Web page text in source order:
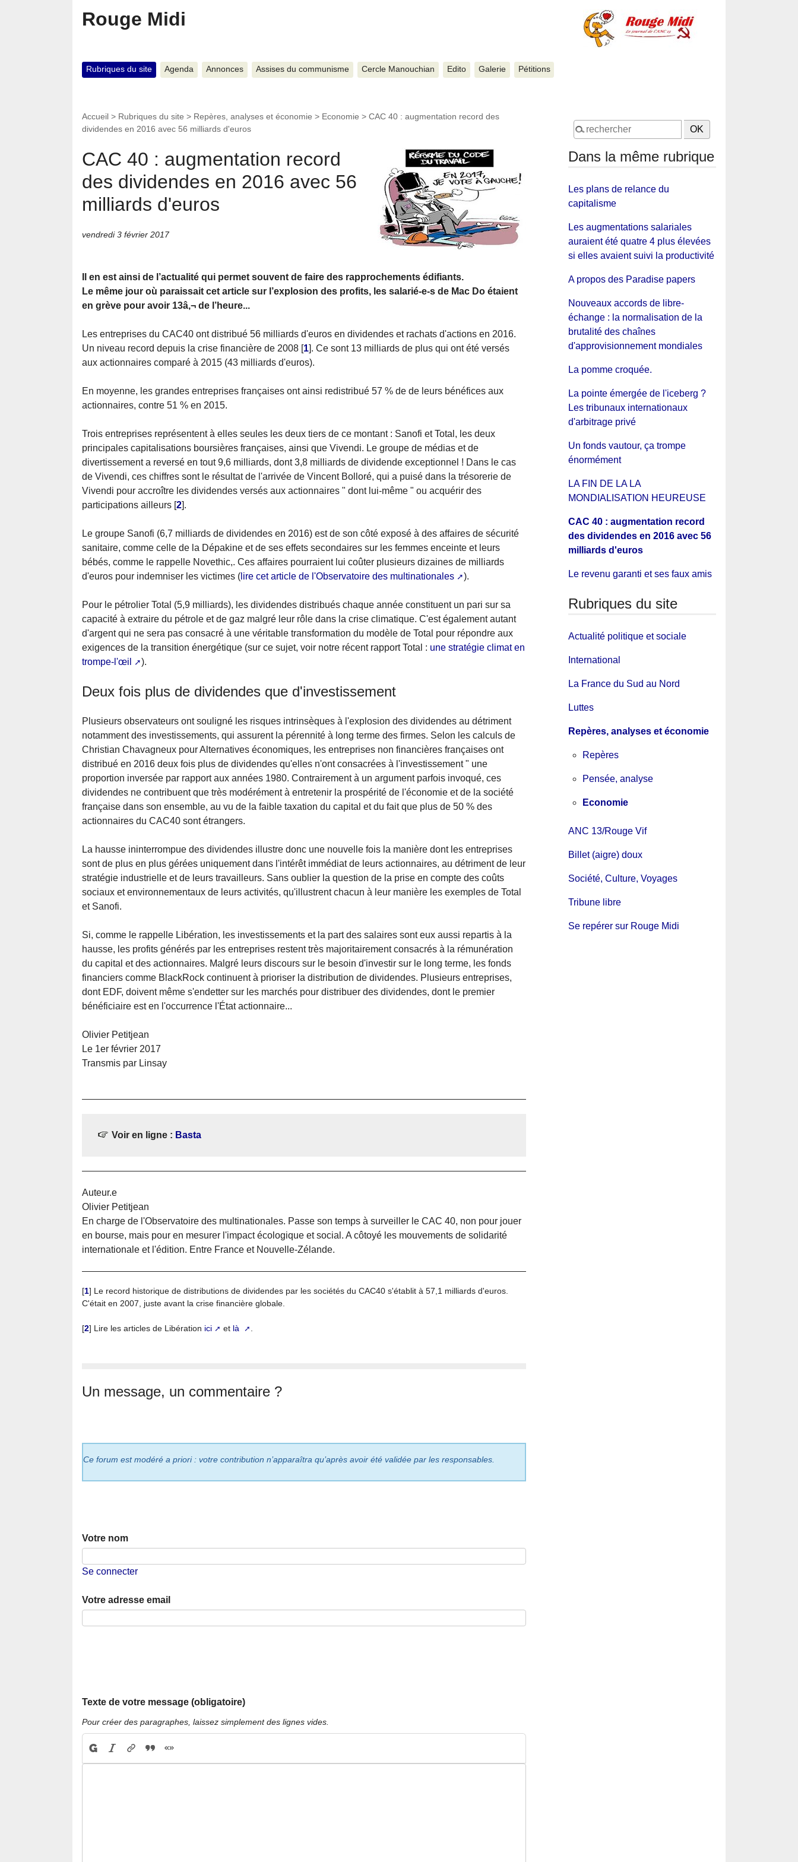
Rouge Midi
Rubriques du site Agenda Annonces Assises du communisme Cercle Manouchian Edito Galerie Pétitions
Accueil > Rubriques du site > Repères, analyses et économie > Economie > CAC 40 : augmentation record des
dividendes en 2016 avec 56 milliards d'euros
CAC 40 : augmentation record
des dividendes en 2016 avec 56
milliards d'euros
vendredi 3 février 2017
Il en est ainsi de l’actualité qui permet souvent de faire des rapprochements édifiants.
Le même jour où paraissait cet article sur l’explosion des profits, les salarié-e-s de Mac Do étaient
en grève pour avoir 13â‚¬ de l’heure...
Les entreprises du CAC40 ont distribué 56 milliards d'euros en dividendes et rachats d'actions en 2016.
Un niveau record depuis la crise financière de 2008 [1]. Ce sont 13 milliards de plus qui ont été versés
aux actionnaires comparé à 2015 (43 milliards d'euros).
En moyenne, les grandes entreprises françaises ont ainsi redistribué 57 % de de leurs bénéfices aux
actionnaires, contre 51 % en 2015.
Trois entreprises représentent à elles seules les deux tiers de ce montant : Sanofi et Total, les deux
principales capitalisations boursières françaises, ainsi que Vivendi. Le groupe de médias et de
divertissement a reversé en tout 9,6 milliards, dont 3,8 milliards de dividende exceptionnel ! Dans le cas
de Vivendi, ces chiffres sont le résultat de l'arrivée de Vincent Bolloré, qui a puisé dans la trésorerie de
Vivendi pour accroître les dividendes versés aux actionnaires " dont lui-même " ou acquérir des
participations ailleurs [2].
Le groupe Sanofi (6,7 milliards de dividendes en 2016) est de son côté exposé à des affaires de sécurité
sanitaire, comme celle de la Dépakine et de ses effets secondaires sur les femmes enceinte et leurs
bébés, comme le rappelle Novethic,. Ces affaires pourraient lui coûter plusieurs dizaines de milliards
d'euros pour indemniser les victimes ( lire cet article de l'Observatoire des multinationales ).
Pour le pétrolier Total (5,9 milliards), les dividendes distribués chaque année constituent un pari sur sa
capacité à extraire du pétrole et de gaz malgré leur rôle dans la crise climatique. C'est également autant
d'argent qui ne sera pas consacré à une véritable transformation du modèle de Total pour répondre aux
exigences de la transition énergétique (sur ce sujet, voir notre récent rapport Total : une stratégie climat en
trompe-l'œil
).
Deux fois plus de dividendes que d'investissement
Plusieurs observateurs ont souligné les risques intrinsèques à l'explosion des dividendes au détriment
notamment des investissements, qui assurent la pérennité à long terme des firmes. Selon les calculs de
Christian Chavagneux pour Alternatives économiques, les entreprises non financières françaises ont
distribué en 2016 deux fois plus de dividendes qu'elles n'ont consacrées à l'investissement " une
proportion inversée par rapport aux années 1980. Contrairement à un argument parfois invoqué, ces
dividendes ne contribuent que très modérément à entretenir la prospérité de l'économie et de la société
française dans son ensemble, au vu de la faible taxation du capital et du fait que plus de 50 % des
actionnaires du CAC40 sont étrangers.
La hausse ininterrompue des dividendes illustre donc une nouvelle fois la manière dont les entreprises
sont de plus en plus gérées uniquement dans l'intérêt immédiat de leurs actionnaires, au détriment de leur
stratégie industrielle et de leurs travailleurs. Sans oublier la question de la prise en compte des coûts
sociaux et environnementaux de leurs activités, qu'illustrent chacun à leur manière les exemples de Total
et Sanofi.
Si, comme le rappelle Libération, les investissements et la part des salaires sont eux aussi repartis à la
hausse, les profits générés par les entreprises restent très majoritairement consacrés à la rémunération
du capital et des actionnaires. Malgré leurs discours sur le besoin d'investir sur le long terme, les fonds
financiers comme BlackRock continuent à prioriser la distribution de dividendes. Plusieurs entreprises,
dont EDF, doivent même s'endetter sur les marchés pour distribuer des dividendes, dont le premier
bénéficiaire est en l'occurrence l'État actionnaire...
Olivier Petitjean
Le 1er février 2017
Transmis par Linsay
Voir en ligne : Basta
Auteur.e
Olivier Petitjean
En charge de l'Observatoire des multinationales. Passe son temps à surveiller le CAC 40, non pour jouer
en bourse, mais pour en mesurer l'impact écologique et social. A côtoyé les mouvements de solidarité
internationale et l'édition. Entre France et Nouvelle-Zélande.
[1] Le record historique de distributions de dividendes par les sociétés du CAC40 s'établit à 57,1 milliards d'euros.
C'était en 2007, juste avant la crise financière globale.
[2] Lire les articles de Libération ici et là .
Un message, un commentaire ?
Ce forum est modéré a priori : votre contribution n’apparaîtra qu’après avoir été validée par les responsables.
Votre nom
Se connecter
Votre adresse email
Texte de votre message (obligatoire)
Pour créer des paragraphes, laissez simplement des lignes vides.
Dans la même rubrique
Les plans de relance du
capitalisme
Les augmentations salariales
auraient été quatre 4 plus élevées
si elles avaient suivi la productivité
A propos des Paradise papers
Nouveaux accords de libre-
échange : la normalisation de la
brutalité des chaînes
d'approvisionnement mondiales
La pomme croquée.
La pointe émergée de l'iceberg ?
Les tribunaux internationaux
d'arbitrage privé
Un fonds vautour, ça trompe
énormément
LA FIN DE LA LA
MONDIALISATION HEUREUSE
CAC 40 : augmentation record
des dividendes en 2016 avec 56
milliards d'euros
Le revenu garanti et ses faux amis
Rubriques du site
Actualité politique et sociale
International
La France du Sud au Nord
Luttes
Repères, analyses et économie
Repères
Pensée, analyse
Economie
ANC 13/Rouge Vif
Billet (aigre) doux
Société, Culture, Voyages
Tribune libre
Se repérer sur Rouge Midi